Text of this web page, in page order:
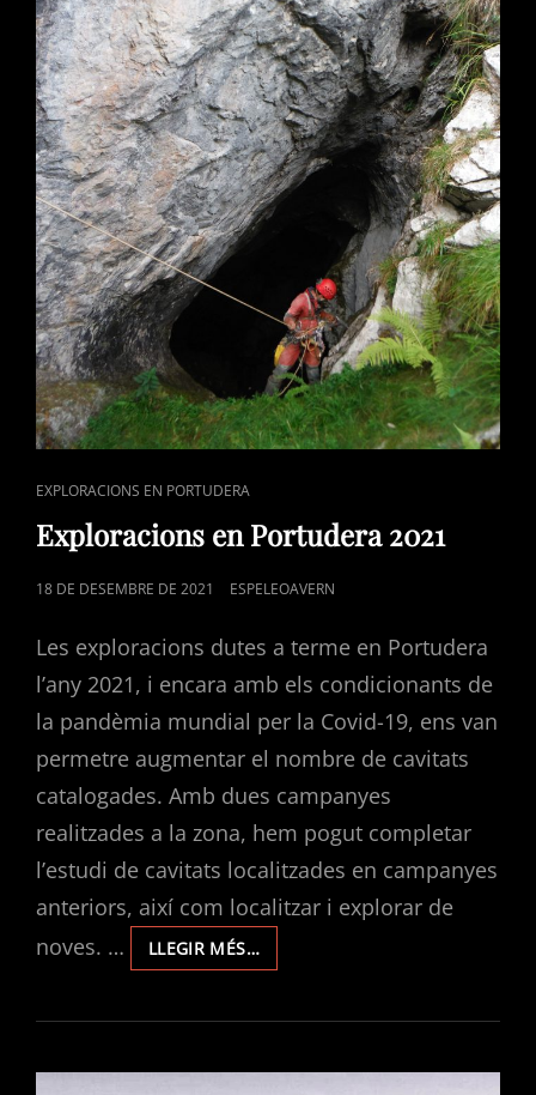
CAT
LINKS
EXPLORACIONS EN PORTUDERA
Exploracions en Portudera 2021
POSTED
18 DE DESEMBRE DE 2021 ESPELEOAVERN
Les exploracions dutes a terme en Portudera
l’any 2021, i encara amb els condicionants de
la pandèmia mundial per la Covid-19, ens van
permetre augmentar el nombre de cavitats
catalogades. Amb dues campanyes
realitzades a la zona, hem pogut completar
l’estudi de cavitats localitzades en campanyes
anteriors, així com localitzar i explorar de
noves. …
LLEGIR MÉS…EXPLORACIONS
EN
2021